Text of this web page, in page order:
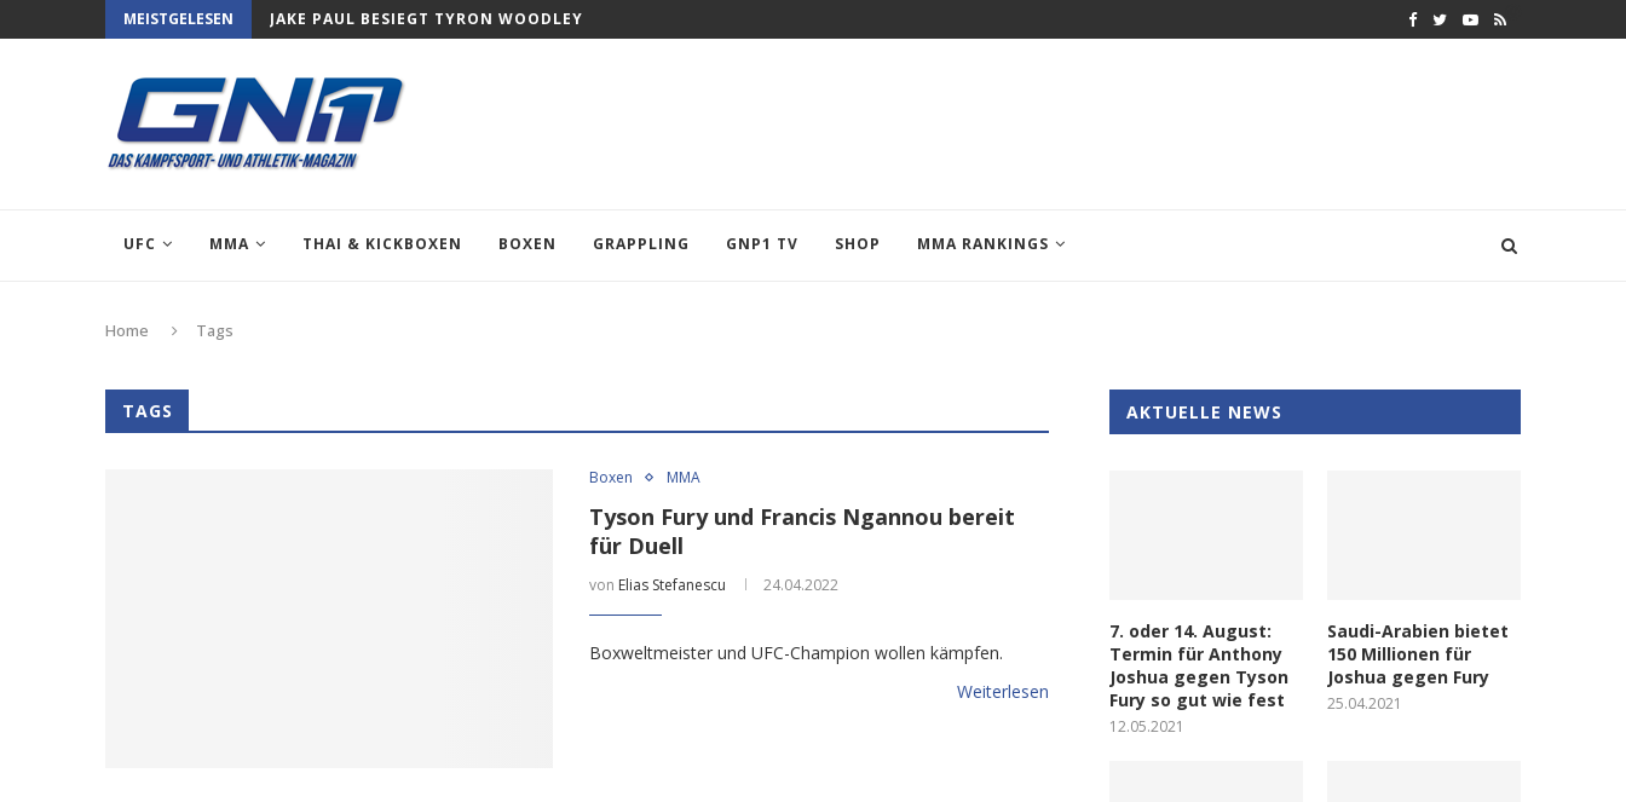
MEISTGELESEN JAKE PAUL BESIEGT TYRON WOODLEY
UFC MMA THAI & KICKBOXEN BOXEN GRAPPLING GNP1 TV SHOP MMA RANKINGS
Home Tags
TAGS
Boxen MMA
Tyson Fury und Francis Ngannou bereit
für Duell
von Elias Stefanescu 24.04.2022
Boxweltmeister und UFC-Champion wollen kämpfen.
Weiterlesen
AKTUELLE NEWS
7. oder 14. August:
Termin für Anthony
Joshua gegen Tyson
Fury so gut wie fest
12.05.2021
Saudi-Arabien bietet
150 Millionen für
Joshua gegen Fury
25.04.2021